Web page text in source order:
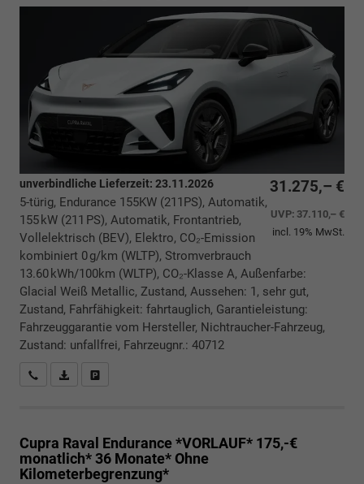
31.275,– €
UVP: 37.110,– €
incl. 19% MwSt.
unverbindliche Lieferzeit: 23.11.2026
5-türig, Endurance 155KW (211PS), Automatik,
155 kW (211 PS), Automatik, Frontantrieb,
Vollelektrisch (BEV), Elektro, CO₂-Emission
kombiniert 0 g/km (WLTP), Stromverbrauch
13.60 kWh/100km (WLTP), CO₂-Klasse A, Außenfarbe:
Glacial Weiß Metallic, Zustand, Aussehen: 1, sehr gut,
Zustand, Fahrfähigkeit: fahrtauglich, Garantieleistung:
Fahrzeuggarantie vom Hersteller, Nichtraucher-Fahrzeug,
Zustand: unfallfrei, Fahrzeugnr.: 40712
Rückrufbitte absenden
PDF-Datei, Fahrzeugexposé drucken
Cupra Raval Endurance *VORLAUF* 175,-€
monatlich* 36 Monate* Ohne
Kilometerbegrenzung*